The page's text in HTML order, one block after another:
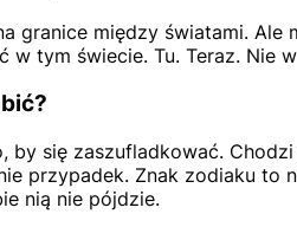
granice między światami. Ale
w tym świecie. Tu. Teraz. Nie
by się zaszufladkować.
przypadek. Znak zodiaku to
nią nie pójdzie.